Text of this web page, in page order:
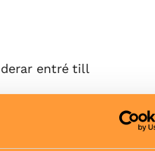
entré till